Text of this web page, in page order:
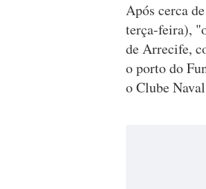
Após cerca
terça-feira),
de Arrecife,
o porto do
o Clube